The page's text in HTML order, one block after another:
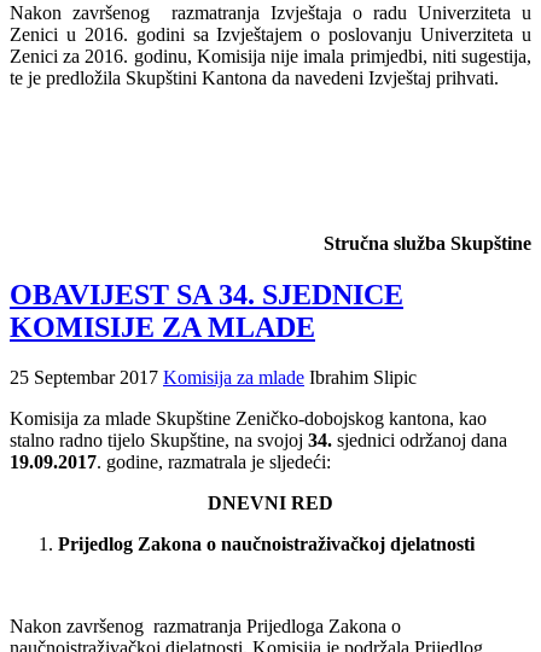
Nakon završenog razmatranja Izvještaja o radu Univerziteta u
Zenici u 2016. godini sa Izvještajem o poslovanju Univerziteta u
Zenici za 2016. godinu, Komisija nije imala primjedbi, niti sugestija,
te je predložila Skupštini Kantona da navedeni Izvještaj prihvati.
Stručna služba Skupštine
OBAVIJEST SA 34. SJEDNICE
KOMISIJE ZA MLADE
25 Septembar 2017 Komisija za mlade Ibrahim Slipic
Komisija za mlade Skupštine Zeničko-dobojskog kantona, kao
stalno radno tijelo Skupštine, na svojoj 34. sjednici održanoj dana
19.09.2017. godine, razmatrala je sljedeći:
DNEVNI RED
Prijedlog Zakona o naučnoistraživačkoj djelatnosti
Nakon završenog razmatranja Prijedloga Zakona o